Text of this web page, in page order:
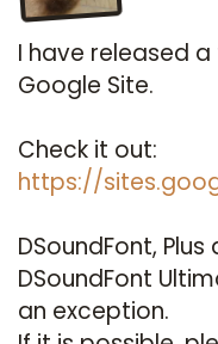
I have released
Google Site.
Check it out:
https://
DSoundFont,
DSoundFont
an exception.